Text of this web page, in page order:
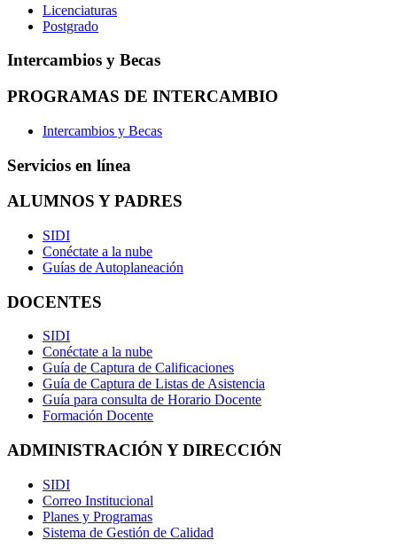
Licenciaturas
Postgrado
Intercambios y Becas
PROGRAMAS DE INTERCAMBIO
Intercambios y Becas
Servicios en línea
ALUMNOS Y PADRES
SIDI
Conéctate a la nube
Guías de Autoplaneación
DOCENTES
SIDI
Conéctate a la nube
Guía de Captura de Calificaciones
Guía de Captura de Listas de Asistencia
Guía para consulta de Horario Docente
Formación Docente
ADMINISTRACIÓN Y DIRECCIÓN
SIDI
Correo Institucional
Planes y Programas
Sistema de Gestión de Calidad